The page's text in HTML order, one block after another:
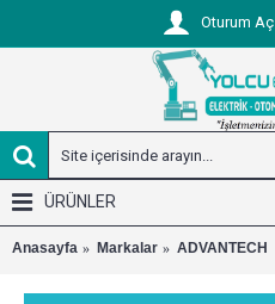
Oturum Aç
ÜRÜNLER
Anasayfa Markalar ADVANTECH